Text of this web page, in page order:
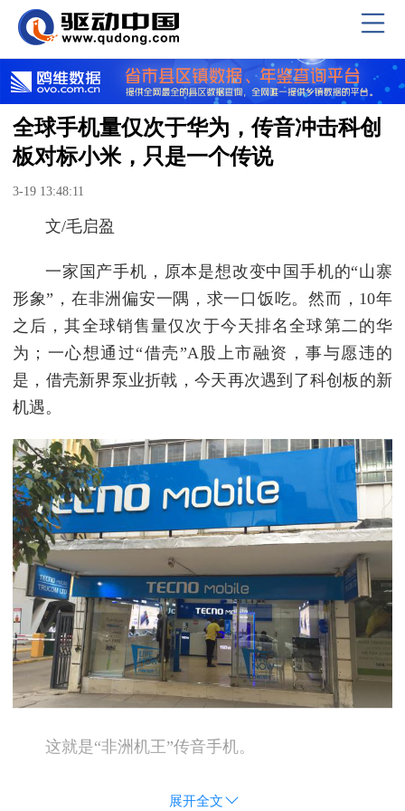
全球手机量仅次于华为，传音冲击科创
板对标小米，只是一个传说
3-19 13:48:11
文/毛启盈
一家国产手机，原本是想改变中国手机的“山寨
形象”，在非洲偏安一隅，求一口饭吃。然而，10年
之后，其全球销售量仅次于今天排名全球第二的华
为；一心想通过“借壳”A股上市融资，事与愿违的
是，借壳新界泵业折戟，今天再次遇到了科创板的新
机遇。
这就是“非洲机王”传音手机。
展开全文